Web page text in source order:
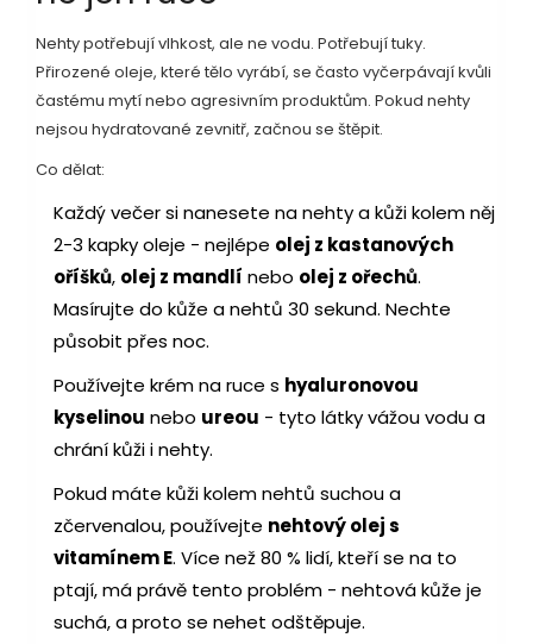
Nehty potřebují vlhkost, ale ne vodu. Potřebují tuky.
Přirozené oleje, které tělo vyrábí, se často vyčerpávají kvůli
častému mytí nebo agresivním produktům. Pokud nehty
nejsou hydratované zevnitř, začnou se štěpit.
Co dělat:
Každý večer si nanesete na nehty a kůži kolem něj
2-3 kapky oleje - nejlépe olej z kastanových
oříšků, olej z mandlí nebo olej z ořechů.
Masírujte do kůže a nehtů 30 sekund. Nechte
působit přes noc.
Používejte krém na ruce s hyaluronovou
kyselinou nebo ureou - tyto látky vážou vodu a
chrání kůži i nehty.
Pokud máte kůži kolem nehtů suchou a
zčervenalou, používejte nehtový olej s
vitamínem E. Více než 80 % lidí, kteří se na to
ptají, má právě tento problém - nehtová kůže je
suchá, a proto se nehet odštěpuje.